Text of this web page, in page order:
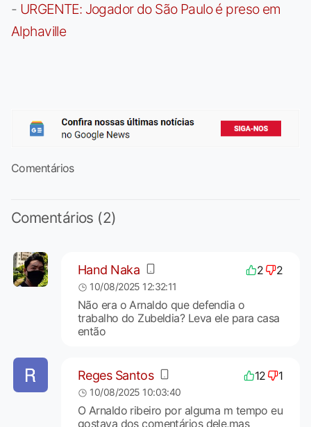
- URGENTE: Jogador do São Paulo é preso em
Alphaville
Comentários
Comentários (2)
Hand Naka 2 2
10/08/2025 12:32:11
Não era o Arnaldo que defendia o
trabalho do Zubeldia? Leva ele para casa
então
Reges Santos 12 1
10/08/2025 10:03:40
O Arnaldo ribeiro por alguma m tempo eu
gostava dos comentários dele,mas